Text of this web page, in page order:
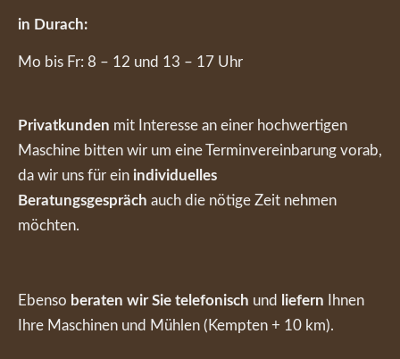
in Durach:
Mo bis Fr: 8 – 12 und 13 – 17 Uhr
Privatkunden mit Interesse an einer hochwertigen
Maschine bitten wir um eine Terminvereinbarung vorab,
da wir uns für ein individuelles
Beratungsgespräch auch die nötige Zeit nehmen
möchten.
Ebenso beraten wir Sie telefonisch und liefern Ihnen
Ihre Maschinen und Mühlen (Kempten + 10 km).